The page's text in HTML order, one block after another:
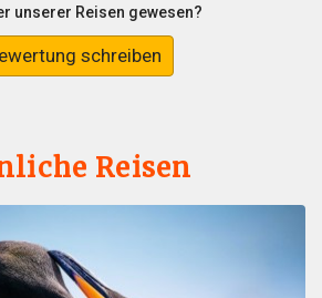
unserer Reisen gewesen?
schreiben
Reisen